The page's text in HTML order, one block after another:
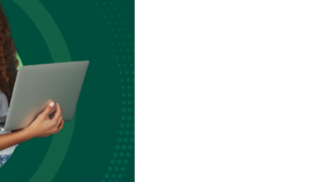
דעתה את הזכות
מידע לסטודנטים
לפני רישום יש
הלימודים הנבחר
מסלולי לימוד. אם